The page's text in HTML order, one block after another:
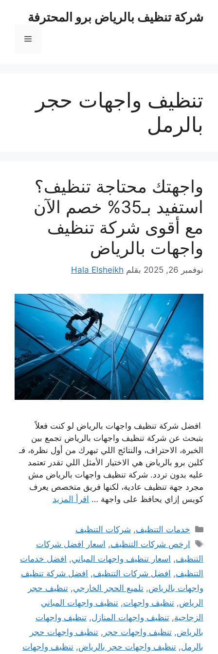
شركة تنظيف بالرياض برو المحترفة
القائمة
تنظيف واجهات حجر
بالرمل
واجهتك محتاجة تنظيف؟
استفيد بـ35% خصم الآن
مع أقوى شركة تنظيف
واجهات بالرياض
نوفمبر 26, 2025 بقلم Hala Elsheikh
افضل شركة تنظيف واجهات بالرياض لو كنت فعلاً
بتبحث عن شركة تنظيف واجهات بالرياض تجمع بين
الخبرة، الاحتراف، والنتائج اللي تبهرك من أول نظرة، فـ
كلين برو بالرياض هي الاختيار الأمثل اللي تقدر تعتمد
عليه بدون تردد. شركة تنظيف واجهات بالرياض مش
مجرد جهة تنظيف عادية، لكنها فريق متخصص يعرف
كويس إزاي يحافظ على واجهة … اقرأ المزيد
التصنيفات
خدمات التنظيف, شركات التنظيف
الوسوم
ارخص شركات التنظيف, اسعار افضل شركات
التنظيف, اسعار تنظيف واجهات المباني, افضل خدمات
التنظيف, افضل شركات التنظيف, افضل شركة تنظيف
واجهات بالرياض, تلميع الحجر الخارجي, تنظيف حجر
الرياض, تنظيف واجهات, تنظيف واجهات المباني
الزجاجية, تنظيف واجهات المنازل, تنظيف واجهات
بالرياض, تنظيف واجهات حجر , تنظيف واجهات حجر
بالرمل, تنظيف واجهات حجر بالرياض, تنظيف واجهات